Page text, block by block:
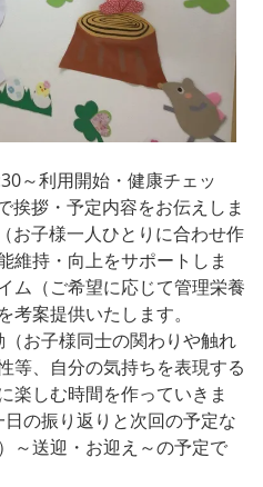
～利用開始・健康チェッ
挨拶・予定内容をお伝えしま
お子様一人ひとりに合わせ作
維持・向上をサポートしま
（ご希望に応じて管理栄養
考案提供いたします。
お子様同士の関わりや触れ
等、自分の気持ちを表現する
楽しむ時間を作っていきま
の振り返りと次回の予定な
～送迎・お迎え～の予定で